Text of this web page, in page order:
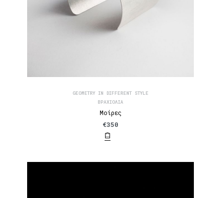
GEOMETRY IN DIFFERENT STYLE
ΒΡΑΧΙΌΛΙΑ
Μοίρες
€350